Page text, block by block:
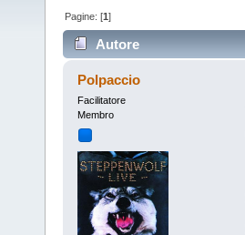
Pagine: [1]
Autore
Polpaccio
Facilitatore
Membro